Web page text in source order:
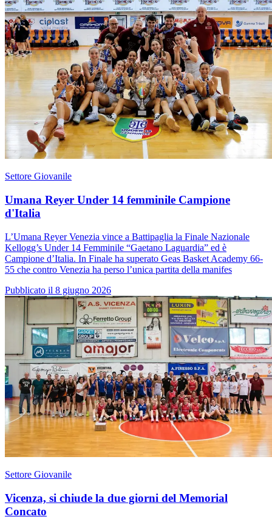
Settore Giovanile
Umana Reyer Under 14 femminile Campione
d'Italia
L’Umana Reyer Venezia vince a Battipaglia la Finale Nazionale
Kellogg’s Under 14 Femminile “Gaetano Laguardia” ed è
Campione d’Italia. In Finale ha superato Geas Basket Academy 66-
55 che contro Venezia ha perso l’unica partita della manifes
Pubblicato il 8 giugno 2026
Settore Giovanile
Vicenza, si chiude la due giorni del Memorial
Concato